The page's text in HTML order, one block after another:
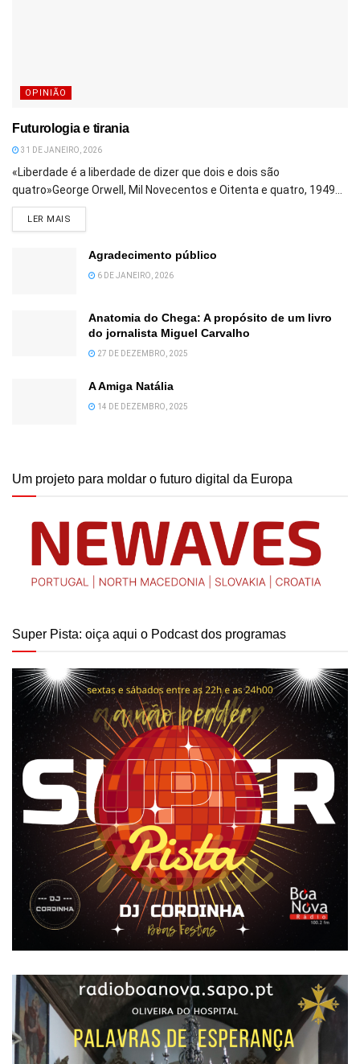
OPINIÃO
Futurologia e tirania
31 DE JANEIRO, 2026
«Liberdade é a liberdade de dizer que dois e dois são
quatro»George Orwell, Mil Novecentos e Oitenta e quatro, 1949...
LER MAIS
Agradecimento público
6 DE JANEIRO, 2026
Anatomia do Chega: A propósito de um livro
do jornalista Miguel Carvalho
27 DE DEZEMBRO, 2025
A Amiga Natália
14 DE DEZEMBRO, 2025
Um projeto para moldar o futuro digital da Europa
Super Pista: oiça aqui o Podcast dos programas